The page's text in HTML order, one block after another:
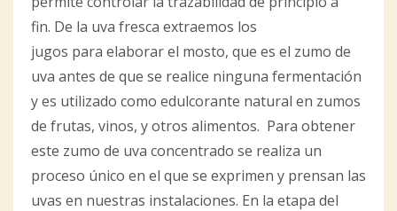
fin. De la uva fresca extraemos los
jugos para elaborar el mosto, que es el zumo de
uva antes de que se realice ninguna fermentación
y es utilizado como edulcorante natural en zumos
de frutas, vinos, y otros alimentos. Para obtener
este zumo de uva concentrado se realiza un
proceso único en el que se exprimen y prensan las
uvas en nuestras instalaciones. En la etapa del